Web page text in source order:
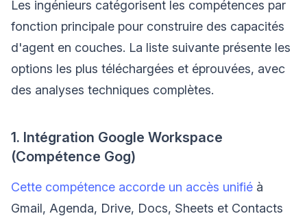
Les ingénieurs catégorisent les compétences par
fonction principale pour construire des capacités
d'agent en couches. La liste suivante présente les
options les plus téléchargées et éprouvées, avec
des analyses techniques complètes.
1. Intégration Google Workspace
(Compétence Gog)
Cette compétence accorde un accès unifié à
Gmail, Agenda, Drive, Docs, Sheets et Contacts